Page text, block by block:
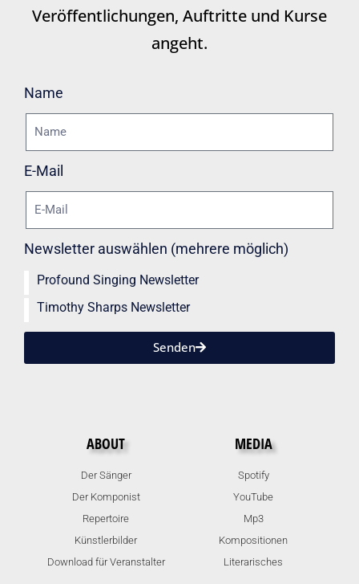
Veröffentlichungen, Auftritte und Kurse
angeht.
Name
E-Mail
Newsletter auswählen (mehrere möglich)
Profound Singing Newsletter
Timothy Sharps Newsletter
Senden
ABOUT
Der Sänger
Der Komponist
Repertoire
Künstlerbilder
Download für Veranstalter
MEDIA
Spotify
YouTube
Mp3
Kompositionen
Literarisches